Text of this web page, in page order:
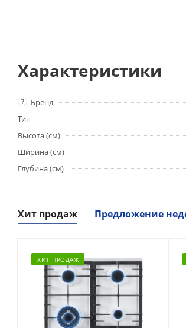
Характеристики
? Бренд
Тип
Высота (см)
Ширина (см)
Глубина (см)
Хит продаж Предложение
ХИТ ПРОДАЖ